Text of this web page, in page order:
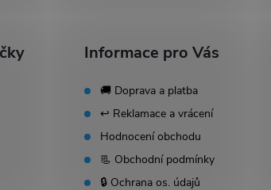
Informace pro Vás
🚚 Doprava a platba
↩️ Reklamace a vrácení
Hodnocení obchodu
📃 Obchodní podmínky
🔒 Ochrana os. údajů